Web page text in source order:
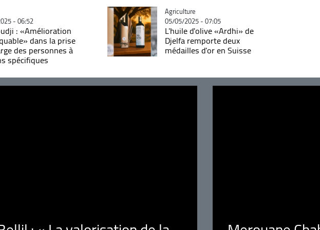
- 06:52
: «Amélioration
dans la prise
des personnes à
spécifiques
Catégorie
Agriculture
05/05/2025 - 07:05
L'huile d'olive «Ardhi» de
Djelfa remporte deux
médailles d'or en Suisse